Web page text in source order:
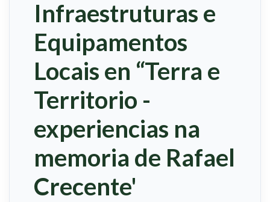
Infraestruturas e
Equipamentos
Locais en “Terra e
Territorio -
experiencias na
memoria de Rafael
Crecente'